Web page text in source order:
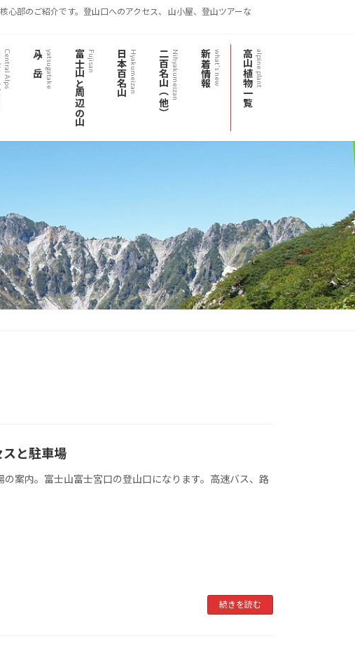
部のご紹介です。登山口へのアクセス、 山小屋、登山ツアーな
Central Alps 八ヶ岳yatsugatake 富士山と周辺の山Fujisan 日本百名山Hyakumeizan 二百名山（他）Nihyakumeizan 新着情報what's new 高山植物一覧alpine plant
スと駐車場
案内。富士山富士宮口の登山口になります。高速バス、路
続きを読む